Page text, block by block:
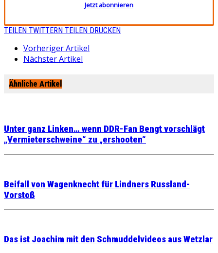
Jetzt abonnieren
TEILEN TWITTERN TEILEN DRUCKEN
Vorheriger Artikel
Nächster Artikel
Ähnliche Artikel
Unter ganz Linken… wenn DDR-Fan Bengt vorschlägt
„Vermieterschweine“ zu „ershooten“
Beifall von Wagenknecht für Lindners Russland-
Vorstoß
Das ist Joachim mit den Schmuddelvideos aus Wetzlar